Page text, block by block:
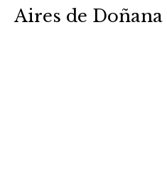
Aires de Doñana